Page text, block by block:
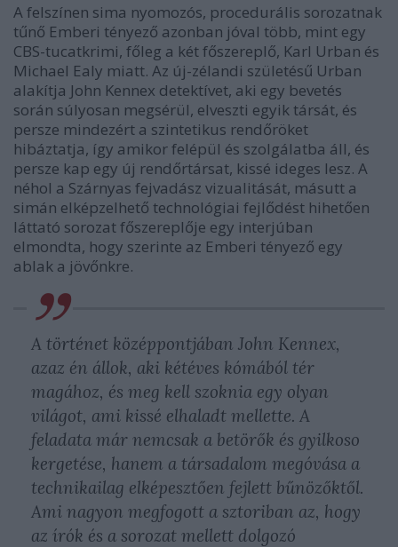
A felszínen sima nyomozós, procedurális sorozatnak
tűnő Emberi tényező azonban jóval több, mint egy
CBS-tucatkrimi, főleg a két főszereplő, Karl Urban és
Michael Ealy miatt. Az új-zélandi születésű Urban
alakítja John Kennex detektívet, aki egy bevetés
során súlyosan megsérül, elveszti egyik társát, és
persze mindezért a szintetikus rendőröket
hibáztatja, így amikor felépül és szolgálatba áll, és
persze kap egy új rendőrtársat, kissé ideges lesz. A
néhol a Szárnyas fejvadász vizualitását, másutt a
simán elképzelhető technológiai fejlődést hihetően
láttató sorozat főszereplője egy interjúban
elmondta, hogy szerinte az Emberi tényező egy
ablak a jövőnkre.
A történet középpontjában John Kennex,
azaz én állok, aki kétéves kómából tér
magához, és meg kell szoknia egy olyan
világot, ami kissé elhaladt mellette. A
feladata már nemcsak a betörők és gyilkoso
kergetése, hanem a társadalom megóvása a
technikailag elképesztően fejlett bűnözőktől.
Ami nagyon megfogott a sztoriban az, hogy
az írók és a sorozat mellett dolgozó